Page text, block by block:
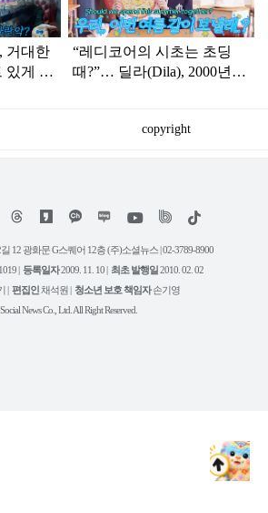
거대한
있게 비
“레디코어의 시초는 초딩
때?”… 딜라(Dila), 2000년생
개 반려견 조랭이)
copyright
그
위
트
리
유
튜
틱
12 광화문 G스퀘어 12층 (주)소셜뉴스 | 02-3789-8900
| 등록일자2009. 11. 10 | 최초 발행일2010. 02. 02
| 편집인채석원 | 청소년 보호 책임자손기영
News Co., Ltd. All Right Reserved.